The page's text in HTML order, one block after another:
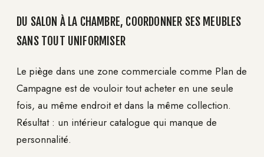
DU SALON À LA CHAMBRE, COORDONNER SES MEUBLES
SANS TOUT UNIFORMISER
Le piège dans une zone commerciale comme Plan de
Campagne est de vouloir tout acheter en une seule
fois, au même endroit et dans la même collection.
Résultat : un intérieur catalogue qui manque de
personnalité.